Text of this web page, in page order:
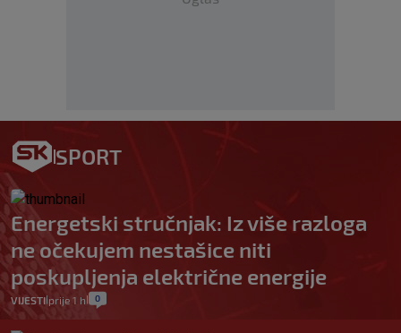
SPORT
Energetski stručnjak: Iz više razloga
ne očekujem nestašice niti
poskupljenja električne energije
VIJESTI prije 1 h 0